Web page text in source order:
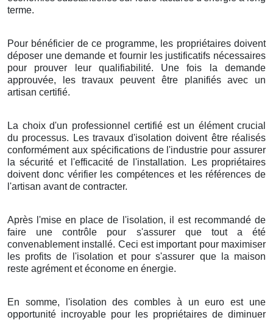
terme.
Pour bénéficier de ce programme, les propriétaires doivent
déposer une demande et fournir les justificatifs nécessaires
pour prouver leur qualifiabilité. Une fois la demande
approuvée, les travaux peuvent être planifiés avec un
artisan certifié.
La choix d'un professionnel certifié est un élément crucial
du processus. Les travaux d'isolation doivent être réalisés
conformément aux spécifications de l'industrie pour assurer
la sécurité et l'efficacité de l'installation. Les propriétaires
doivent donc vérifier les compétences et les références de
l'artisan avant de contracter.
Après l'mise en place de l'isolation, il est recommandé de
faire une contrôle pour s'assurer que tout a été
convenablement installé. Ceci est important pour maximiser
les profits de l'isolation et pour s'assurer que la maison
reste agrément et économe en énergie.
En somme, l'isolation des combles à un euro est une
opportunité incroyable pour les propriétaires de diminuer